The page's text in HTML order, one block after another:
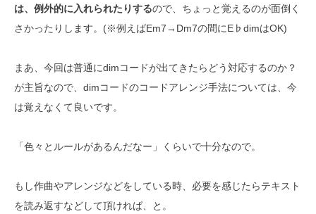
は、例外的に入れられたりするので、ちょっと覚えるのが面倒く
さかったりします。(※例えばEm7→Dm7の間にE♭dimはOK)
まあ、今回は普通にdimコードが出てきたらどう対応するのか？
が主旨なので、dimコードのコードアレンジ手法については、今
は覚えなくて良いです。
「色々とルールがあるんだなー」くらいで十分なので。
もし作曲やアレンジなどをしている時、必要を感じたらテキスト
を読み返すなどして頂ければ、と。